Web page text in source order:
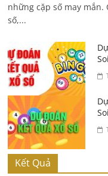
những cặp số may
số,...
Kết Quả